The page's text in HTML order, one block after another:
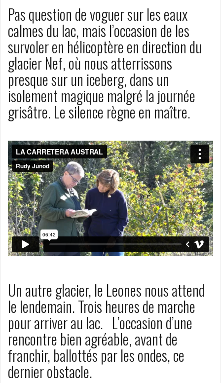
Pas question de voguer sur les eaux
calmes du lac, mais l’occasion de les
survoler en hélicoptère en direction du
glacier Nef, où nous atterrissons
presque sur un iceberg, dans un
isolement magique malgré la journée
grisâtre. Le silence règne en maître.
Un autre glacier, le Leones nous attend
le lendemain. Trois heures de marche
pour arriver au lac. L’occasion d’une
rencontre bien agréable, avant de
franchir, ballottés par les ondes, ce
dernier obstacle.